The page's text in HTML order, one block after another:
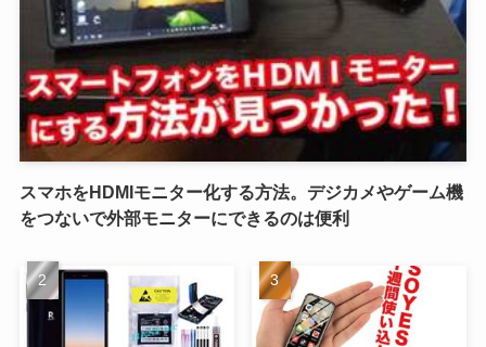
スマホをHDMIモニター化する方法。デジカメやゲーム機
をつないで外部モニターにできるのは便利